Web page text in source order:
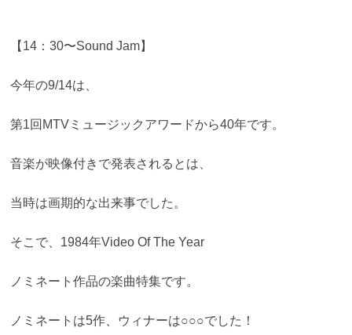
【14：30〜Sound Jam】
今年の9/14は、
第1回MTVミュージックアワードから40年です。
音楽が映像付きで発表されるとは、
当時は画期的な出来事でした。
そこで、1984年Video Of The Year
ノミネート作品の楽曲特集です。
ノミネートは5作、ウィナーは○○○でした！